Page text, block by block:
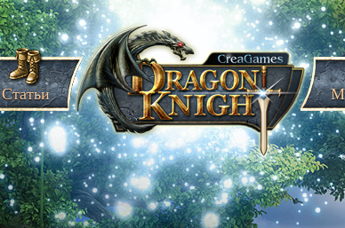
Статьи